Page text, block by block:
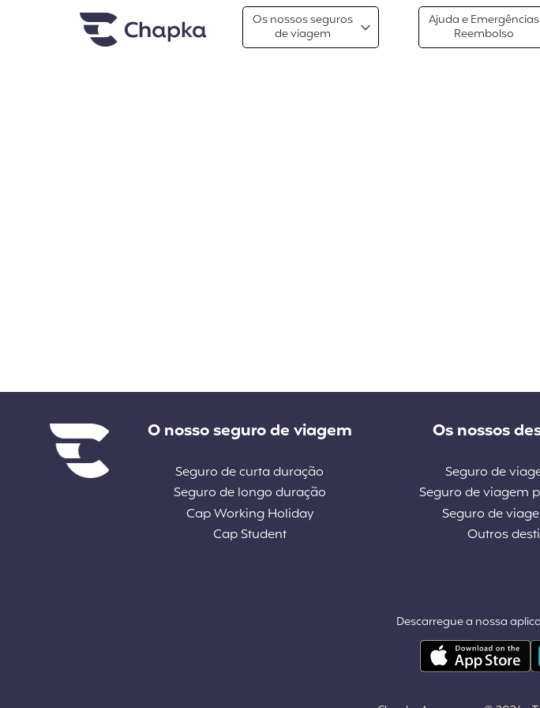
Chapka Seguro ViagemOs nossos seguros
de viagem
Ajuda e Emergências
Reembolso
Liens divers O nosso seguro de viagem
Seguro de curta duração
Seguro de longo duração
Cap Working Holiday
Cap Student
Os nossos
Seguro de
Seguro de viagem
Seguro de
Outros
Descarregue a nossa